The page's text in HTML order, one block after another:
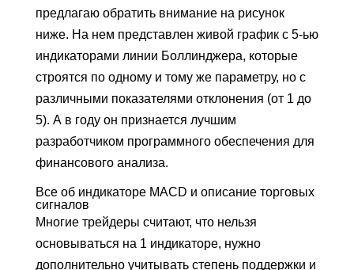
предлагаю обратить внимание на рисунок
ниже. На нем представлен живой график с 5-ью
индикаторами линии Боллинджера, которые
строятся по одному и тому же параметру, но с
различными показателями отклонения (от 1 до
5). А в году он признается лучшим
разработчиком программного обеспечения для
финансового анализа.
Все об индикаторе MACD и описание торговых
сигналов
Многие трейдеры считают, что нельзя
основываться на 1 индикаторе, нужно
дополнительно учитывать степень поддержки и